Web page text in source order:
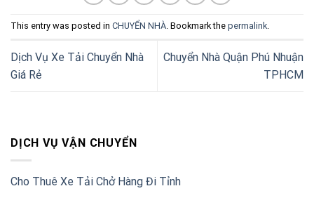
DỊCH VỤ VẬN CHUYỂN
Cho Thuê Xe Tải Chở Hàng Đi Tỉnh
This entry was posted in CHUYỂN NHÀ. Bookmark the permalink.
Dịch Vụ Xe Tải Chuyển Nhà
Giá Rẻ
Chuyển Nhà Quận Phú Nhuận
TPHCM